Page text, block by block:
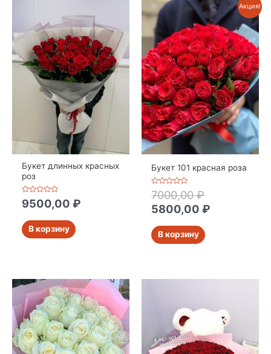
Букет длинных красных
роз
Оценка
0
9500,00₽
В корзину
Акция!
Букет 101 красная роза
Оценка
0
из
5
7000,00₽
5800,00₽
В корзину